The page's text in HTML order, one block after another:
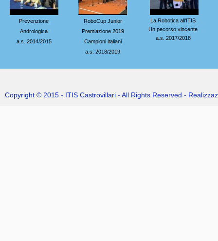
Prevenzione
Andrologica
a.s. 2014/2015
RoboCup Junior
Premiazione 2019
Campioni italiani
a.s. 2018/2019
La Robotica all'ITIS
Un pecorso vincente
a.s. 2017/2018
Copyright © 2015 - ITIS Castrovillari - All Rights Reserved -